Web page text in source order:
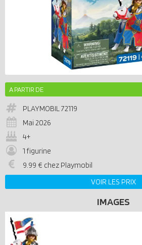
A PARTIR DE
PLAYMOBIL72119
Mai 2026
4+
1 figurine
9.99 € chez Playmobil
VOIR LES PRIX
IMAGES